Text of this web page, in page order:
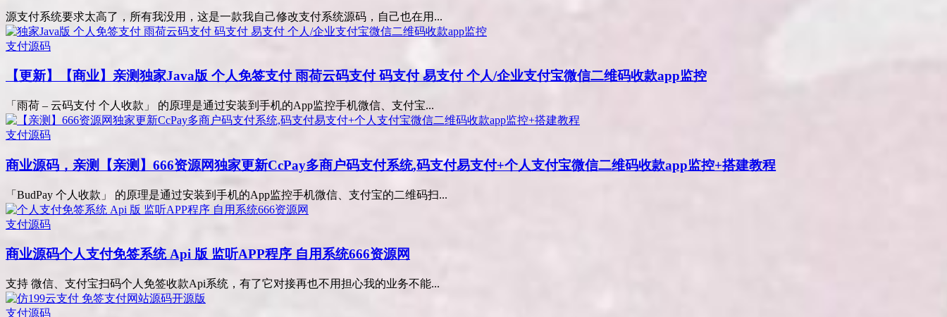
源支付系统要求太高了，所有我没用，这是一款我自己修改支付系统源码，自己也在用...
支付源码
【更新】【商业】亲测独家Java版 个人免签支付 雨荷云码支付 码支付 易支付 个人/企业支付宝微信二维码收款app监控
「雨荷 – 云码支付 个人收款」 的原理是通过安装到手机的App监控手机微信、支付宝...
支付源码
商业源码，亲测 【亲测】666资源网独家更新CcPay多商户码支付系统,码支付易支付+个人支付宝微信二维码收款app监控+搭建教程
「BudPay 个人收款」 的原理是通过安装到手机的App监控手机微信、支付宝的二维码扫...
支付源码
商业源码个人支付免签系统 Api 版 监听APP程序 自用系统666资源网
支持 微信、支付宝扫码个人免签收款Api系统，有了它对接再也不用担心我的业务不能...
支付源码